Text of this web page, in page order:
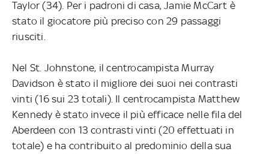
Taylor (34). Per i padroni di casa, Jamie McCart è
stato il giocatore più preciso con 29 passaggi
riusciti.
Nel St. Johnstone, il centrocampista Murray
Davidson è stato il migliore dei suoi nei contrasti
vinti (16 sui 23 totali). Il centrocampista Matthew
Kennedy è stato invece il più efficace nelle fila del
Aberdeen con 13 contrasti vinti (20 effettuati in
totale) e ha contribuito al predominio della sua